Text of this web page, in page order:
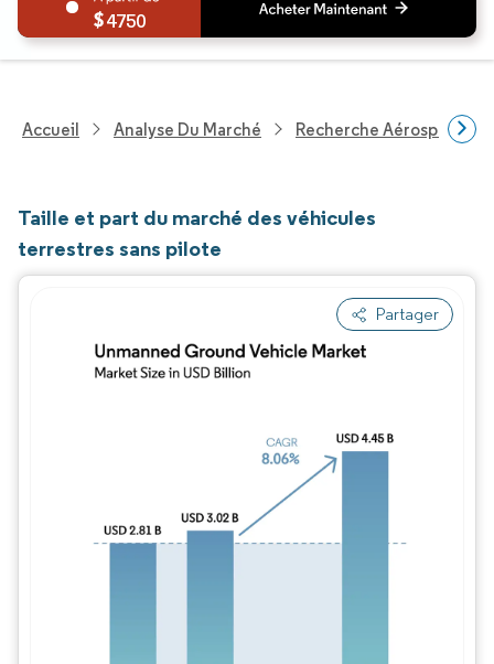
4750
Accueil Analyse Du Marché Recherche Aérospatiale
Taille et part du marché des véhicules
terrestres sans pilote
Partager